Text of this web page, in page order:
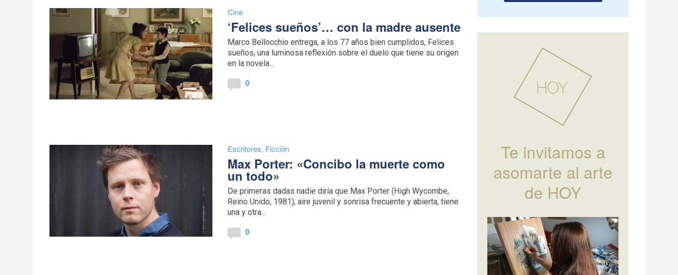
Cine
‘Felices sueños’… con la madre ausente
Marco Bellocchio entrega, a los 77 años bien cumplidos, Felices
sueños, una luminosa reflexión sobre el duelo que tiene su origen
en la novela...
0
Escritores, Ficción
Max Porter: «Concibo la muerte como
un todo»
De primeras dadas nadie diría que Max Porter (High Wycombe,
Reino Unido, 1981), aire juvenil y sonrisa frecuente y abierta, tiene
una y otra...
0
Te invitamos a
asomarte al arte
de HOY